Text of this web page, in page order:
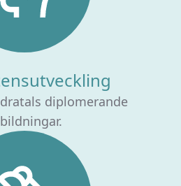
diplomerande